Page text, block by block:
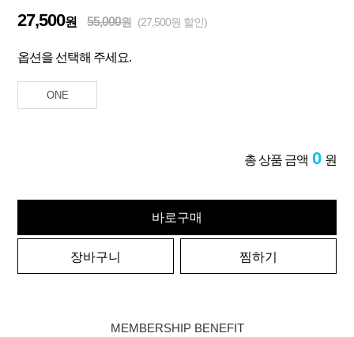
27,500원 55,000원 (27,500원 할인)
옵션을 선택해 주세요.
ONE
총 상품 금액 0 원
바로구매
장바구니 찜하기
MEMBERSHIP BENEFIT